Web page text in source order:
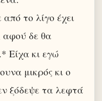
το λίγο έχει
αφού δε θα
Είχα κι εγώ
μικρός κι ο
ξόδεψε τα λεφτά